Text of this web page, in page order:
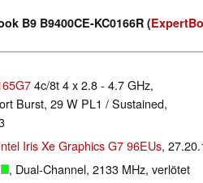
B9 B9400CE-KC0166R (
4c/8t 4 x 2.8 - 4.7 GHz,
Burst, 29 W PL1 / Sustained,
Iris Xe Graphics G7 96EUs,
, Dual-Channel, 2133 MHz, verlötet